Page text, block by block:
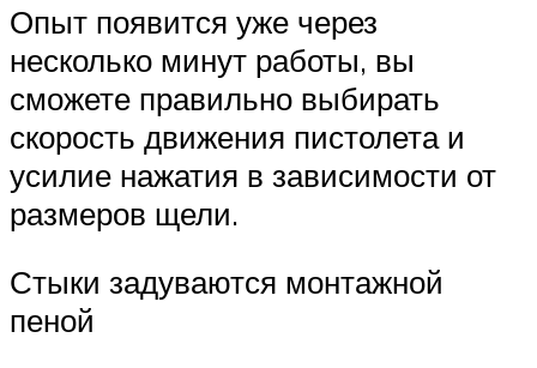
Опыт появится уже через
несколько минут работы, вы
сможете правильно выбирать
скорость движения пистолета и
усилие нажатия в зависимости от
размеров щели.
Стыки задуваются монтажной
пеной